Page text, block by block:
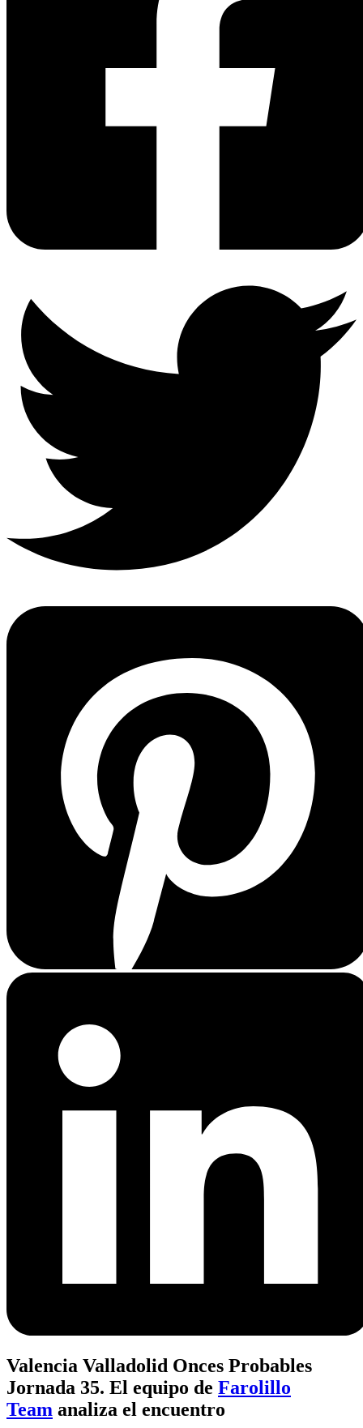
Valencia Valladolid Onces Probables
Jornada 35. El equipo de Farolillo
Team analiza el encuentro